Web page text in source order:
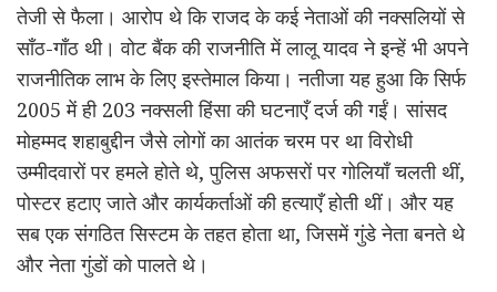
तेजी से फैला। आरोप थे कि राजद के कई नेताओं की नक्सलियों से
साँठ-गाँठ थी। वोट बैंक की राजनीति में लालू यादव ने इन्हें भी अपने
राजनीतिक लाभ के लिए इस्तेमाल किया। नतीजा यह हुआ कि सिर्फ
2005 में ही 203 नक्सली हिंसा की घटनाएँ दर्ज की गईं। सांसद
मोहम्मद शहाबुद्दीन जैसे लोगों का आतंक चरम पर था विरोधी
उम्मीदवारों पर हमले होते थे, पुलिस अफसरों पर गोलियाँ चलती थीं,
पोस्टर हटाए जाते और कार्यकर्ताओं की हत्याएँ होती थीं। और यह
सब एक संगठित सिस्टम के तहत होता था, जिसमें गुंडे नेता बनते थे
और नेता गुंडों को पालते थे।